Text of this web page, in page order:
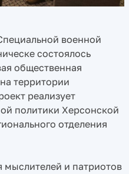
военной
состоялось
общественная
территории
реализует
политики Херсонской
отделения
и патриотов